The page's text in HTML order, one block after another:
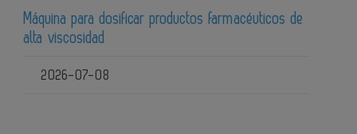
Máquina para dosificar productos farmacéuticos de
alta viscosidad
2026-07-08